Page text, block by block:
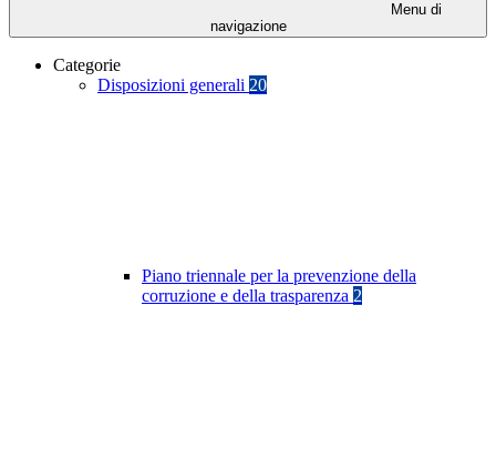
Menu di
navigazione
Categorie
Disposizioni generali 20
Piano triennale per la prevenzione della
corruzione e della trasparenza 2